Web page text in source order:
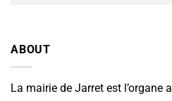
ABOUT
La mairie de Jarret est l’organe